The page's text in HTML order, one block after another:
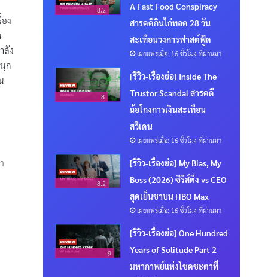
ง
ลัง
ก
8.2
A Fast Food Conspiracy
สารคดีกินไก่ทอด 28 วัน
สะเทือนวงการฟาสต์ฟู้ด
เผยแพร่เมื่อ: 16 ชั่วโมง ที่ผ่านมา
8
[รีวิว-เรื่องย่อ] Inside The
Trustor Scandal สารคดี
ฉ้อโกงการเงินสะเทือน
สวีเดน
เผยแพร่เมื่อ: 16 ชั่วโมง ที่ผ่านมา
8.2
[รีวิว-เรื่องย่อ] My Bias, My
Boss (2026) ซีรีส์ติ่ง vs CEO
สุดเย็นชาบน HBO Max
เผยแพร่เมื่อ: 16 ชั่วโมง ที่ผ่านมา
9
[รีวิว-เรื่องย่อ] One Hundred
Years of Solitude Part 2
มหากาพย์แห่งโชคชะตาที่